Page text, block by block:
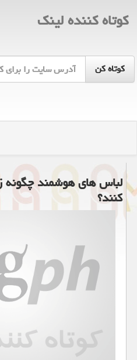
كوتاه كننده لینك
لباس های هوشمند چگونه
کنند؟